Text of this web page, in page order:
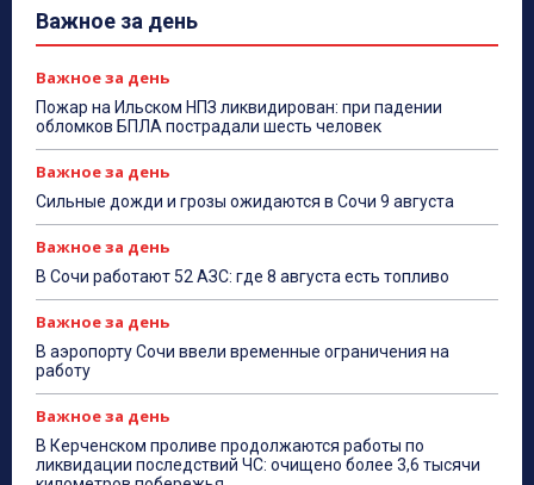
Важное за день
Важное за день
Пожар на Ильском НПЗ ликвидирован: при падении
обломков БПЛА пострадали шесть человек
Важное за день
Сильные дожди и грозы ожидаются в Сочи 9 августа
Важное за день
В Сочи работают 52 АЗС: где 8 августа есть топливо
Важное за день
В аэропорту Сочи ввели временные ограничения на
работу
Важное за день
В Керченском проливе продолжаются работы по
ликвидации последствий ЧС: очищено более 3,6 тысячи